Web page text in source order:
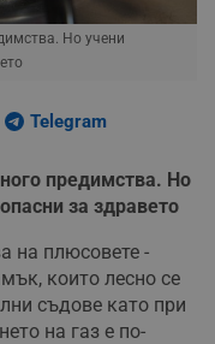
Но учени
Telegram
предимства. Но
за здравето
на плюсовете -
които лесно се
съдове като при
на газ е по-